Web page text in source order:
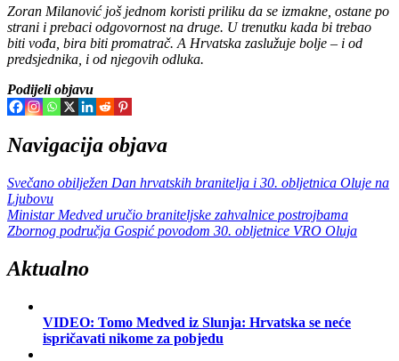
Zoran Milanović još jednom koristi priliku da se izmakne, ostane po
strani i prebaci odgovornost na druge. U trenutku kada bi trebao
biti vođa, bira biti promatrač. A Hrvatska zaslužuje bolje – i od
predsjednika, i od njegovih odluka.
Podijeli objavu
Navigacija objava
Svečano obilježen Dan hrvatskih branitelja i 30. obljetnica Oluje na
Ljubovu
Ministar Medved uručio braniteljske zahvalnice postrojbama
Zbornog područja Gospić povodom 30. obljetnice VRO Oluja
Aktualno
VIDEO: Tomo Medved iz Slunja: Hrvatska se neće
ispričavati nikome za pobjedu